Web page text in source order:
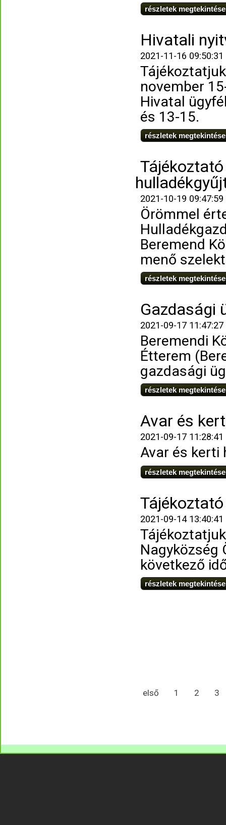
részletek megtekintése
Hivatali
2021-11-16 09:50:31
november
Hivatal
és 13-15.
részletek megtekintése
2021-10-19 09:47:59
Örömmel
Beremend
menő
részletek megtekintése
Gazdasági
2021-09-17 11:47:27
Beremendi
Étterem
gazdasági
részletek megtekintése
Avar és
2021-09-17 11:28:41
Avar és kerti
részletek megtekintése
2021-09-14 13:40:41
Nagyközség
következő
részletek megtekintése
első 1 2 3